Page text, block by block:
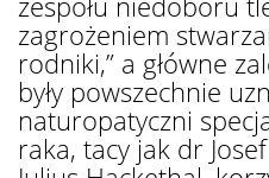
zagrożeniem
rodniki,” a główne
były powszechnie
naturopatyczni
raka, tacy jak dr